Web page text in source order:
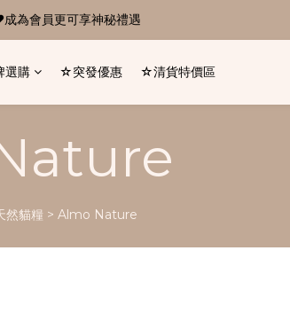
為會員更可享神秘禮遇
購 ☆突發優惠 ☆清貨特價區
然貓糧 > Almo Nature